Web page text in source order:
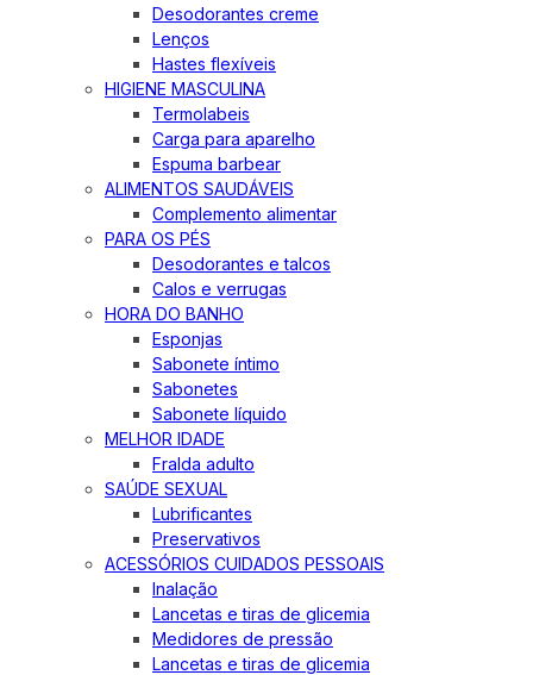
Desodorantes creme
Lenços
Hastes flexíveis
HIGIENE MASCULINA
Termolabeis
Carga para aparelho
Espuma barbear
ALIMENTOS SAUDÁVEIS
Complemento alimentar
PARA OS PÉS
Desodorantes e talcos
Calos e verrugas
HORA DO BANHO
Esponjas
Sabonete íntimo
Sabonetes
Sabonete líquido
MELHOR IDADE
Fralda adulto
SAÚDE SEXUAL
Lubrificantes
Preservativos
ACESSÓRIOS CUIDADOS PESSOAIS
Inalação
Lancetas e tiras de glicemia
Medidores de pressão
Lancetas e tiras de glicemia